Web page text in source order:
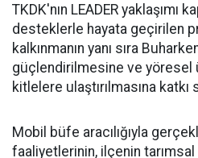
TKDK'nın LEADER yaklaşımı
desteklerle hayata geçirilen
kalkınmanın yanı sıra
güçlendirilmesine ve yöresel
kitlelere ulaştırılmasına
Mobil büfe aracılığıyla
faaliyetlerinin, ilçenin